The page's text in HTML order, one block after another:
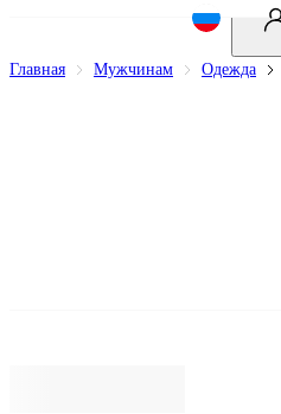
Главная Мужчинам Одежда